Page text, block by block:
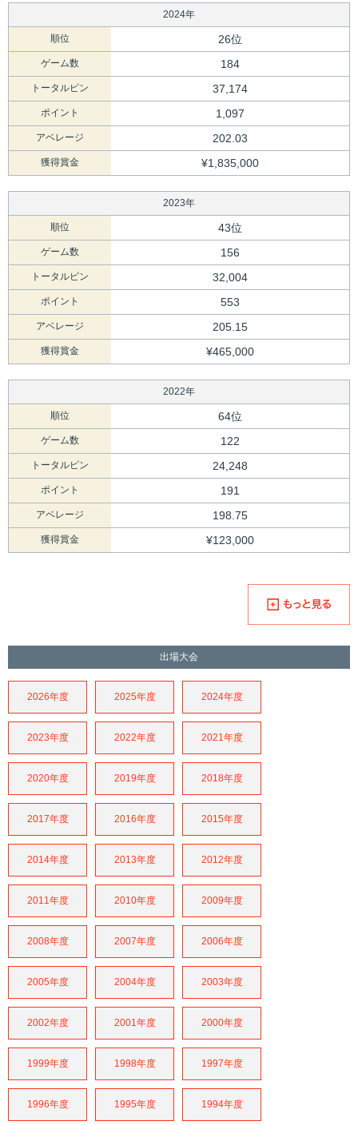
2024年
順位 26位
ゲーム数 184
トータルピン 37,174
ポイント 1,097
アベレージ 202.03
獲得賞金 ¥1,835,000
2023年
順位 43位
ゲーム数 156
トータルピン 32,004
ポイント 553
アベレージ 205.15
獲得賞金 ¥465,000
2022年
順位 64位
ゲーム数 122
トータルピン 24,248
ポイント 191
アベレージ 198.75
獲得賞金 ¥123,000
出場大会
2026年度 2025年度 2024年度
2023年度 2022年度 2021年度
2020年度 2019年度 2018年度
2017年度 2016年度 2015年度
2014年度 2013年度 2012年度
2011年度 2010年度 2009年度
2008年度 2007年度 2006年度
2005年度 2004年度 2003年度
2002年度 2001年度 2000年度
1999年度 1998年度 1997年度
1996年度 1995年度 1994年度